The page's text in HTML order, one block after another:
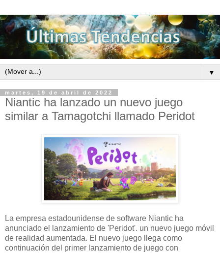
▼
martes, 19 de abril de 2022
Niantic ha lanzado un nuevo juego
similar a Tamagotchi llamado Peridot
La empresa estadounidense de software Niantic ha
anunciado el lanzamiento de 'Peridot'. un nuevo juego móvil
de realidad aumentada. El nuevo juego llega como
continuación del primer lanzamiento de juego con